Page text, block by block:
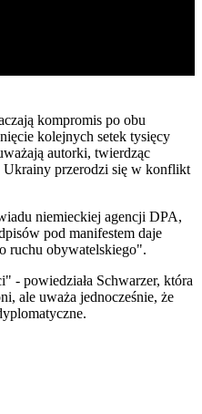
kompromis po obu
kolejnych setek tysięcy
autorki, twierdząc
Ukrainy przerodzi się w konflikt
niemieckiej agencji DPA,
pod manifestem daje
ruchu obywatelskiego".
- powiedziała Schwarzer, która
ale uważa jednocześnie, że